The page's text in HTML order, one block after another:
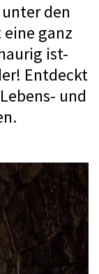
den
ganz
ist-
Entdeckt
und